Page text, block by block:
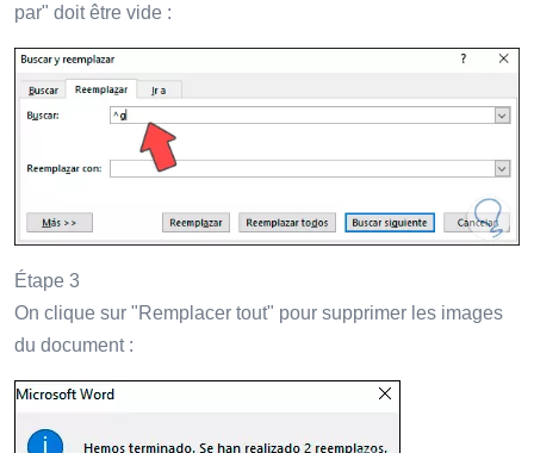
par" doit être vide :
Étape 3
On clique sur "Remplacer tout" pour supprimer les images
du document :